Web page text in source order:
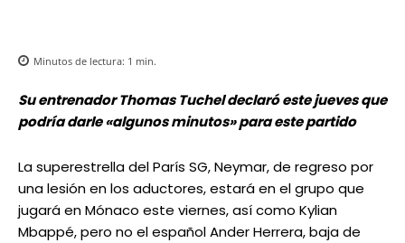
Minutos de lectura: 1 min.
Su entrenador Thomas Tuchel declaró este jueves que
podría darle «algunos minutos» para este partido
La superestrella del París SG, Neymar, de regreso por
una lesión en los aductores, estará en el grupo que
jugará en Mónaco este viernes, así como Kylian
Mbappé, pero no el español Ander Herrera, baja de